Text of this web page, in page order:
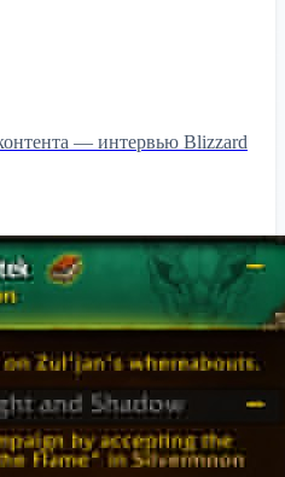
— интервью Blizzard